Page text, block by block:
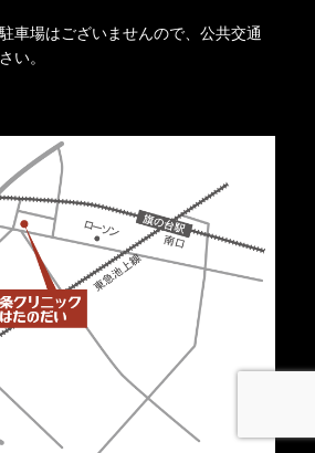
車場はございませんので、公共交通
い。